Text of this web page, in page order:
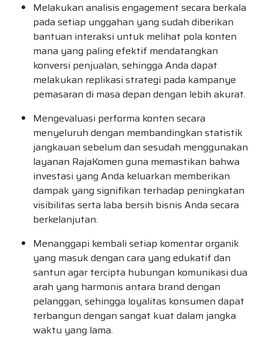
Melakukan analisis engagement secara berkala
pada setiap unggahan yang sudah diberikan
bantuan interaksi untuk melihat pola konten
mana yang paling efektif mendatangkan
konversi penjualan, sehingga Anda dapat
melakukan replikasi strategi pada kampanye
pemasaran di masa depan dengan lebih akurat.
Mengevaluasi performa konten secara
menyeluruh dengan membandingkan statistik
jangkauan sebelum dan sesudah menggunakan
layanan RajaKomen guna memastikan bahwa
investasi yang Anda keluarkan memberikan
dampak yang signifikan terhadap peningkatan
visibilitas serta laba bersih bisnis Anda secara
berkelanjutan.
Menanggapi kembali setiap komentar organik
yang masuk dengan cara yang edukatif dan
santun agar tercipta hubungan komunikasi dua
arah yang harmonis antara brand dengan
pelanggan, sehingga loyalitas konsumen dapat
terbangun dengan sangat kuat dalam jangka
waktu yang lama.